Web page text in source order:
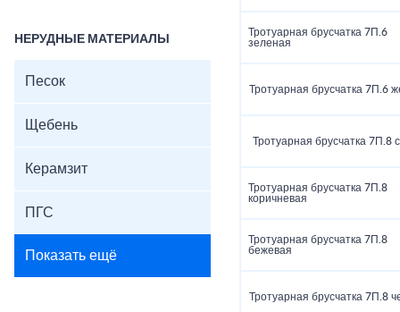
НЕРУДНЫЕ МАТЕРИАЛЫ
Песок
Щебень
Керамзит
ПГС
Показать ещё
Тротуарная брусчатка 7П.6
зеленая
Тротуарная брусчатка 7П.6
Тротуарная брусчатка 7П.8
Тротуарная брусчатка 7П.8
коричневая
Тротуарная брусчатка 7П.8
бежевая
Тротуарная брусчатка 7П.8